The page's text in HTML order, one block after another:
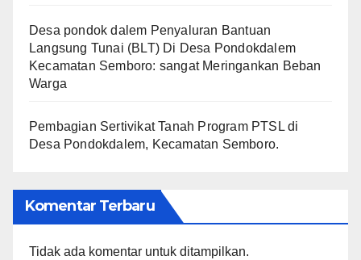
Desa pondok dalem Penyaluran Bantuan
Langsung Tunai (BLT) Di Desa Pondokdalem
Kecamatan Semboro: sangat Meringankan Beban
Warga
Pembagian Sertivikat Tanah Program PTSL di
Desa Pondokdalem, Kecamatan Semboro.
Komentar Terbaru
Tidak ada komentar untuk ditampilkan.